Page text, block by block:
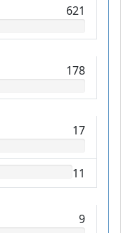
621
178
17
11
9